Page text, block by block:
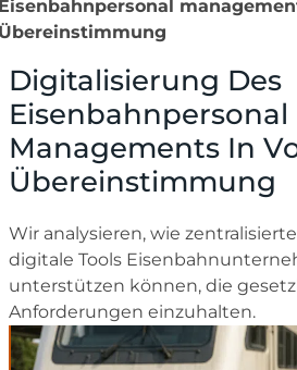
Digitalisierung Des
Eisenbahnpersonal
Managements In
Übereinstimmung
Wir analysieren, wie
digitale Tools
unterstützen können, die
Anforderungen einzuhalten.